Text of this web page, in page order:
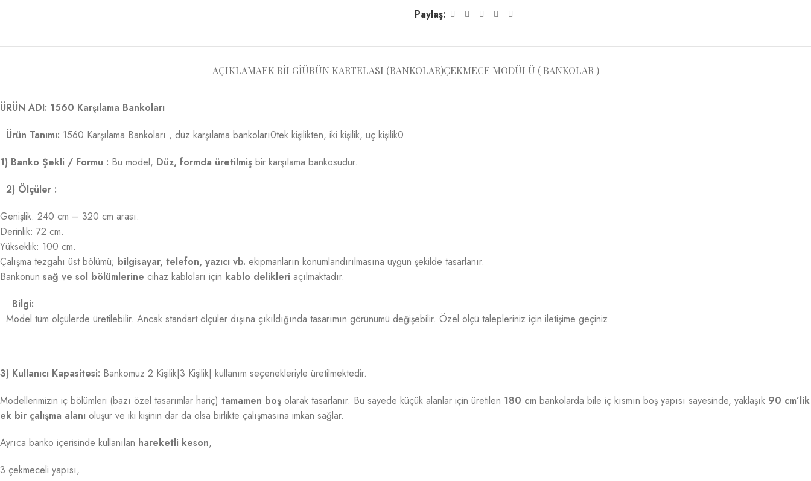
Paylaş:
AÇIKLAMAEK BILGIÜRÜN KARTELASI (BANKOLAR)ÇEKMECE MODÜLÜ ( BANKOLAR )
ÜRÜN ADI: 1560 Karşılama Bankoları
Ürün Tanımı: 1560 Karşılama Bankoları , düz karşılama bankoları0tek kişilikten, iki kişilik, üç kişilik0
1) Banko Şekli / Formu : Bu model, Düz, formda üretilmiş bir karşılama bankosudur.
2) Ölçüler :
Genişlik: 240 cm – 320 cm arası.
Derinlik: 72 cm.
Yükseklik: 100 cm.
Çalışma tezgahı üst bölümü; bilgisayar, telefon, yazıcı vb. ekipmanların konumlandırılmasına uygun şekilde tasarlanır.
Bankonun sağ ve sol bölümlerine cihaz kabloları için kablo delikleri açılmaktadır.
Bilgi:
Model tüm ölçülerde üretilebilir. Ancak standart ölçüler dışına çıkıldığında tasarımın görünümü değişebilir. Özel ölçü talepleriniz için iletişime geçiniz.
3) Kullanıcı Kapasitesi: Bankomuz 2 Kişilik|3 Kişilik| kullanım seçenekleriyle üretilmektedir.
Modellerimizin iç bölümleri (bazı özel tasarımlar hariç) tamamen boş olarak tasarlanır. Bu sayede küçük alanlar için üretilen 180 cm bankolarda bile iç kısmın boş yapısı sayesinde, yaklaşık 90 cm’lik
ek bir çalışma alanı oluşur ve iki kişinin dar da olsa birlikte çalışmasına imkan sağlar.
Ayrıca banko içerisinde kullanılan hareketli keson,
3 çekmeceli yapısı,